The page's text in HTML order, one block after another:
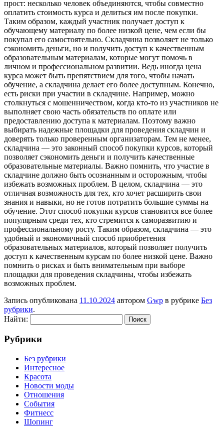
прост: несколько человек объединяются, чтобы совместно
оплатить стоимость курса и делиться им после покупки.
Таким образом, каждый участник получает доступ к
обучающему материалу по более низкой цене, чем если бы
покупал его самостоятельно. Складчина позволяет не только
сэкономить деньги, но и получить доступ к качественным
образовательным материалам, которые могут помочь в
личном и профессиональном развитии. Ведь иногда цена
курса может быть препятствием для того, чтобы начать
обучение, а складчина делает его более доступным. Конечно,
есть риски при участии в складчине. Например, можно
столкнуться с мошенничеством, когда кто-то из участников не
выполняет свою часть обязательств по оплате или
предоставлению доступа к материалам. Поэтому важно
выбирать надежные площадки для проведения складчин и
доверять только проверенным организаторам. Тем не менее,
складчина — это законный способ покупки курсов, который
позволяет сэкономить деньги и получить качественные
образовательные материалы. Важно помнить, что участие в
складчине должно быть осознанным и осторожным, чтобы
избежать возможных проблем. В целом, складчина — это
отличная возможность для тех, кто хочет расширить свои
знания и навыки, но не готов потратить большие суммы на
обучение. Этот способ покупки курсов становится все более
популярным среди тех, кто стремится к саморазвитию и
профессиональному росту. Таким образом, складчина — это
удобный и экономичный способ приобретения
образовательных материалов, который позволяет получить
доступ к качественным курсам по более низкой цене. Важно
помнить о рисках и быть внимательным при выборе
площадки для проведения складчины, чтобы избежать
возможных проблем.
Запись опубликована 11.10.2024 автором Gwp в рубрике Без
рубрики.
Найти:
Рубрики
Без рубрики
Интересное
Красота
Новости моды
Отношения
События
Фитнесс
Шопинг